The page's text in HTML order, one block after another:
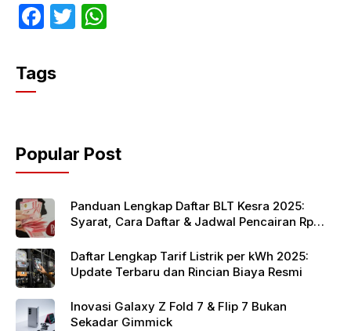
F
c
e
o
o
k
T
p
p
Tags
Popular Post
Panduan Lengkap Daftar BLT Kesra 2025:
Syarat, Cara Daftar & Jadwal Pencairan Rp
Daftar Lengkap Tarif Listrik per kWh 2025:
Update Terbaru dan Rincian Biaya Resmi
Inovasi Galaxy Z Fold 7 & Flip 7 Bukan
Sekadar Gimmick